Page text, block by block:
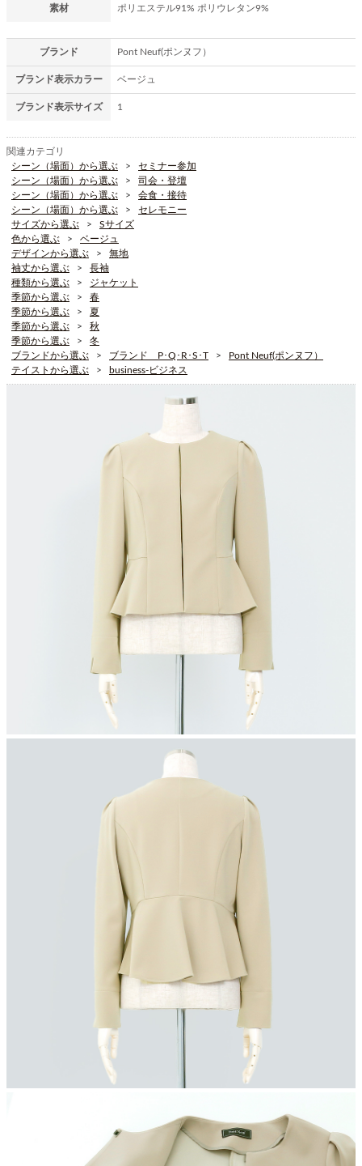
素材 ポリエステル91% ポリウレタン9%
ブランド Pont Neuf(ポンヌフ）
ブランド表示カラー ベージュ
ブランド表示サイズ 1
関連カテゴリ
シーン（場面）から選ぶ
セミナー参加
シーン（場面）から選ぶ
司会・登壇
シーン（場面）から選ぶ
会食・接待
シーン（場面）から選ぶ
セレモニー
サイズから選ぶ
Sサイズ
色から選ぶ
ベージュ
デザインから選ぶ
無地
袖丈から選ぶ
長袖
種類から選ぶ
ジャケット
季節から選ぶ
春
季節から選ぶ
夏
季節から選ぶ
秋
季節から選ぶ
冬
ブランドから選ぶ
ブランド P･Q･R･S･T
Pont Neuf(ポンヌフ）
テイストから選ぶ
business-ビジネス